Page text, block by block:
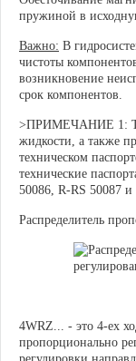
пружиной в
Важно: В
чистоты
возникновение
срок компонентов.
>ПРИМЕЧАНИЕ 1:
жидкости, а также
техническом
технические
50086, R-RS 50087 и
Распределитель
4WRZ... - это 4-ех
пропорционально